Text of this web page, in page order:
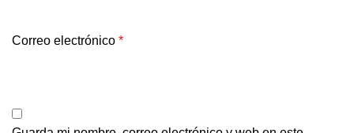
Correo electrónico *